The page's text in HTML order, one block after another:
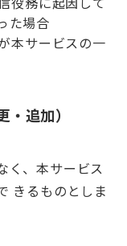
た場合
本サービスの一
追加）
く、本サービス
きるものとしま